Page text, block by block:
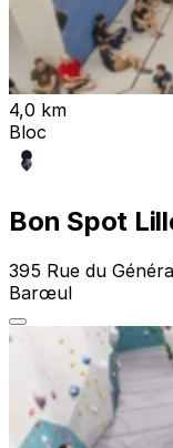
4,0 km
Bloc
Bon Spot
395 Rue du
Barœul